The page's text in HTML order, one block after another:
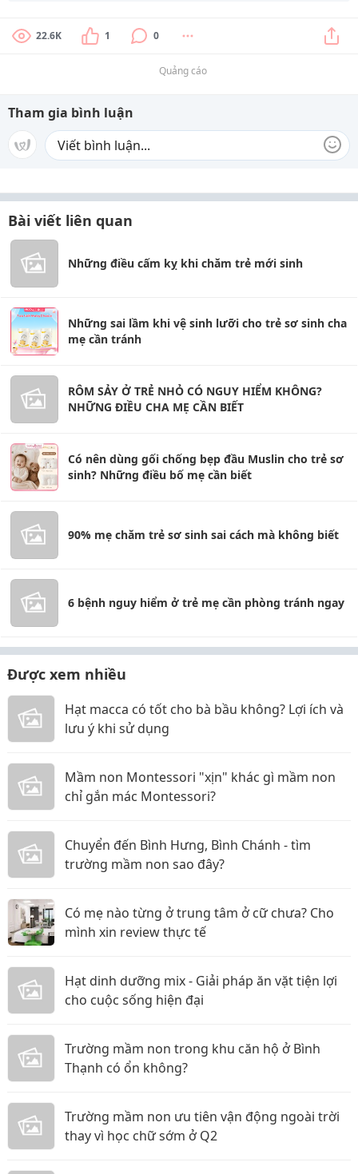
22.6K 1 0
Quảng cáo
Tham gia bình luận
Bài viết liên quan
Những điều cấm kỵ khi chăm trẻ mới sinh
Những sai lầm khi vệ sinh lưỡi cho trẻ sơ sinh cha
mẹ cần tránh
RÔM SẢY Ở TRẺ NHỎ CÓ NGUY HIỂM KHÔNG?
NHỮNG ĐIỀU CHA MẸ CẦN BIẾT
Có nên dùng gối chống bẹp đầu Muslin cho trẻ sơ
sinh? Những điều bố mẹ cần biết
90% mẹ chăm trẻ sơ sinh sai cách mà không biết
6 bệnh nguy hiểm ở trẻ mẹ cần phòng tránh ngay
Được xem nhiều
Hạt macca có tốt cho bà bầu không? Lợi ích và
lưu ý khi sử dụng
Mầm non Montessori "xịn" khác gì mầm non
chỉ gắn mác Montessori?
Chuyển đến Bình Hưng, Bình Chánh - tìm
trường mầm non sao đây?
Có mẹ nào từng ở trung tâm ở cữ chưa? Cho
mình xin review thực tế
Hạt dinh dưỡng mix - Giải pháp ăn vặt tiện lợi
cho cuộc sống hiện đại
Trường mầm non trong khu căn hộ ở Bình
Thạnh có ổn không?
Trường mầm non ưu tiên vận động ngoài trời
thay vì học chữ sớm ở Q2